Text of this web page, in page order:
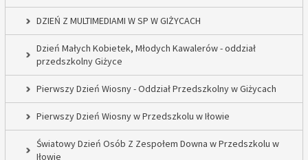
DZIEŃ Z MULTIMEDIAMI W SP W GIŻYCACH
Dzień Małych Kobietek, Młodych Kawalerów - oddział
przedszkolny Giżyce
Pierwszy Dzień Wiosny - Oddział Przedszkolny w Giżycach
Pierwszy Dzień Wiosny w Przedszkolu w Iłowie
Światowy Dzień Osób Z Zespołem Downa w Przedszkolu w
Iłowie